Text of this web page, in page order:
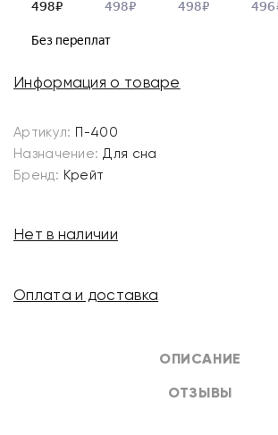
ОПИСАНИЕ
ОТЗЫВЫ
Информация о товаре
Артикул: П-400
Назначение: Для сна
Бренд: Крейт
Нет в наличии
Оплата и доставка